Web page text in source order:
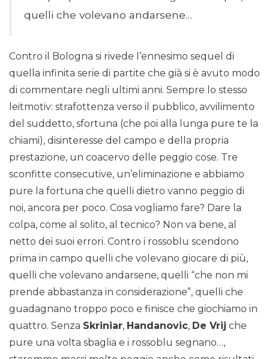
quelli che volevano andarsene…
Contro il Bologna si rivede l’ennesimo sequel di
quella infinita serie di partite che già si è avuto modo
di commentare negli ultimi anni. Sempre lo stesso
leitmotiv: strafottenza verso il pubblico, avvilimento
del suddetto, sfortuna (che poi alla lunga pure te la
chiami), disinteresse del campo e della propria
prestazione, un coacervo delle peggio cose. Tre
sconfitte consecutive, un’eliminazione e abbiamo
pure la fortuna che quelli dietro vanno peggio di
noi, ancora per poco. Cosa vogliamo fare? Dare la
colpa, come al solito, al tecnico? Non va bene, al
netto dei suoi errori. Contro i rossoblu scendono
prima in campo quelli che volevano giocare di più,
quelli che volevano andarsene, quelli “che non mi
prende abbastanza in considerazione”, quelli che
guadagnano troppo poco e finisce che giochiamo in
quattro. Senza Skriniar, Handanovic, De Vrij che
pure una volta sbaglia e i rossoblu segnano…,